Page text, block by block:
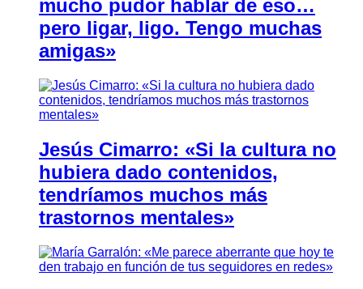
mucho pudor hablar de eso…
pero ligar, ligo. Tengo muchas
amigas»
Jesús Cimarro: «Si la cultura no
hubiera dado contenidos,
tendríamos muchos más
trastornos mentales»